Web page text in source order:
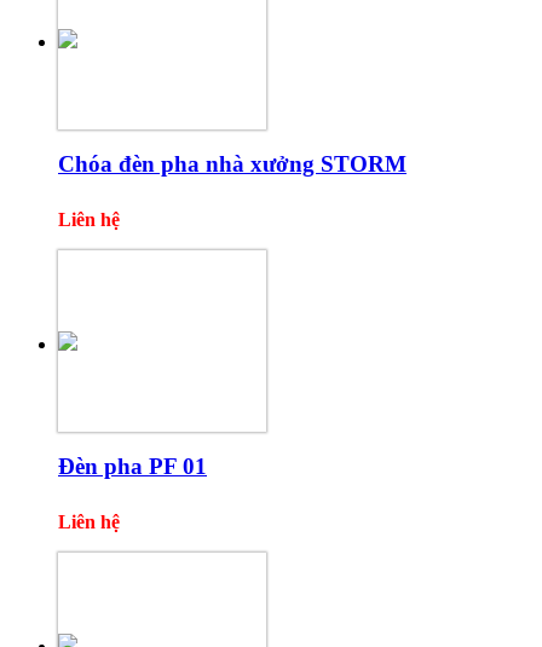
Chóa đèn pha nhà xưởng STORM
Liên hệ
Đèn pha PF 01
Liên hệ